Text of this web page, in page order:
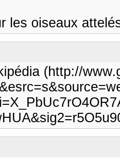
les oiseaux
(http://